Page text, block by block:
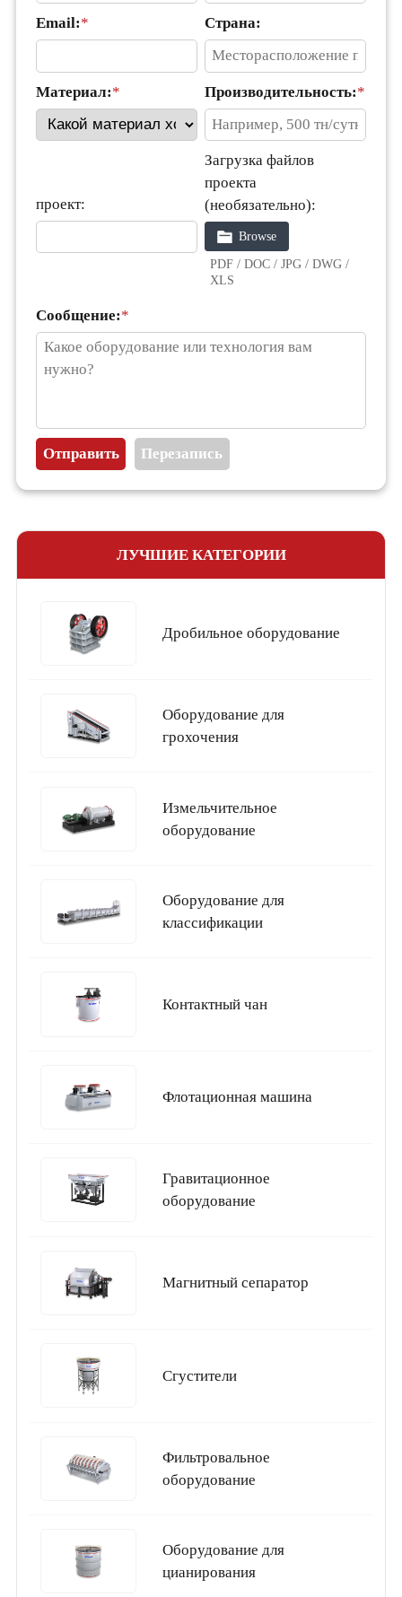
Email:* Страна:
Материал:* Производительность:*
проект:
Загрузка файлов
проекта
(необязательно):
Browse
PDF / DOC / JPG / DWG /
XLS
Сообщение:*
ЛУЧШИЕ КАТЕГОРИИ
Дробильное оборудование
Оборудование для
грохочения
Измельчительное
оборудование
Оборудование для
классификации
Контактный чан
Флотационная машина
Гравитационное
оборудование
Магнитный сепаратор
Сгустители
Фильтровальное
оборудование
Оборудование для
цианирования